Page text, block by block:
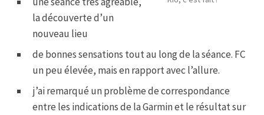
la découverte d’un
nouveau lieu
de bonnes sensations tout au long de la séance. FC
un peu élevée, mais en rapport avec l’allure.
j’ai remarqué un problème de correspondance
entre les indications de la Garmin et le résultat sur